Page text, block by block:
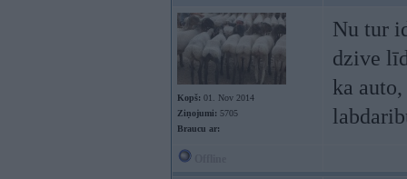
Kopš: 01. Nov 2014
Ziņojumi: 5705
Braucu ar:
Nu tur
dzive
ka